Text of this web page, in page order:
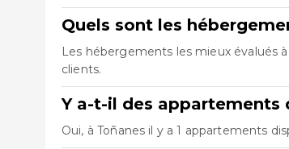
Quels sont les
Les hébergements les mieux évalués
clients.
Y a-t-il des appartements
Oui, à Toñanes il y a 1 appartements